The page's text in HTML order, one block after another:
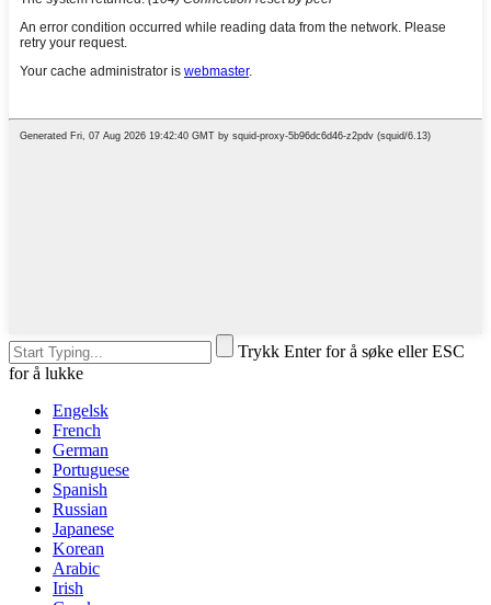
Trykk Enter for å søke eller ESC
for å lukke
Engelsk
French
German
Portuguese
Spanish
Russian
Japanese
Korean
Arabic
Irish